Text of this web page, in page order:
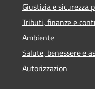
Giustizia e sicurezza
Tributi, finanze e
Ambiente
Salute, benessere e
Autorizzazioni